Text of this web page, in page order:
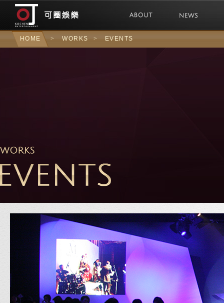
可圈娛樂
HOME > WORKS > EVENTS